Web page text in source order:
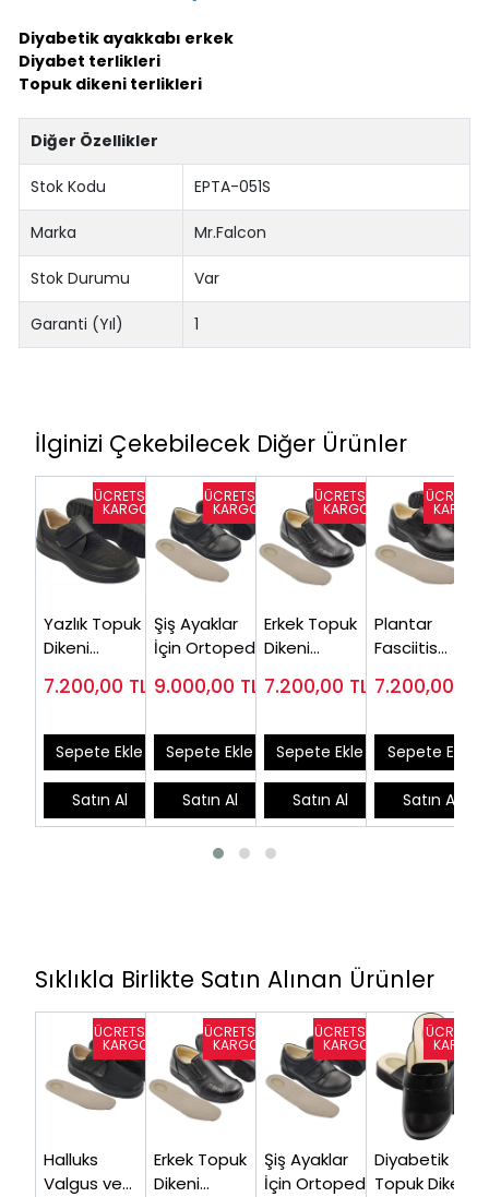
Diyabetik ayakkabı erkek
Diyabet terlikleri
Topuk dikeni terlikleri
Diğer Özellikler
Stok Kodu EPTA-051S
Marka Mr.Falcon
Stok Durumu Var
Garanti (Yıl) 1
İlginizi Çekebilecek Diğer Ürünler
Yazlık Topuk
Dikeni
Erkek Siyah
7.200,00 TL
Sepete Ekle
Satın Al
Şiş Ayaklar
İçin Ortopedik
Erkek ( En Çok
Model)
9.000,00 TL
Sepete Ekle
Satın Al
Erkek Topuk
Dikeni
Siyah
7.200,00 TL
Sepete Ekle
Satın Al
Plantar
Fasciitis
Erkek Model
EPTA52S
7.200,00
Sepete Ekle
Satın Al
Sıklıkla Birlikte Satın Alınan Ürünler
Halluks
Valgus ve
Erkek Topuk
Dikeni
Şiş Ayaklar
İçin Ortopedik
Diyabetik
Topuk Dikeni